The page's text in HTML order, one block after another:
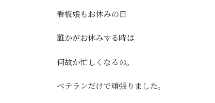
看板娘もお休みの日
誰かがお休みする時は
何故か忙しくなるの。
ベテランだけで頑張りました。